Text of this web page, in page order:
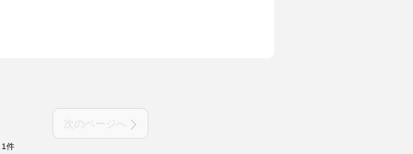
次のページへ
1件